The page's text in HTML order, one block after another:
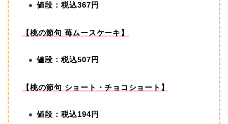
値段：税込367円
【桃の節句 苺ムースケーキ】
値段：税込507円
【桃の節句 ショート・チョコショート】
値段：税込194円